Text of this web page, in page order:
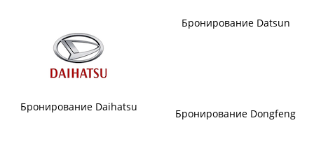
Бронирование Daihatsu
Бронирование Datsun
Бронирование Dongfeng